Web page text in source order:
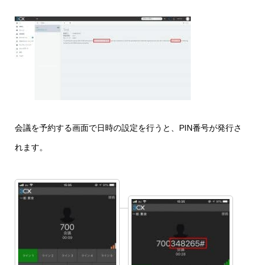
会議を予約する画面で日時の設定を行うと、PIN番号が発行さ
れます。